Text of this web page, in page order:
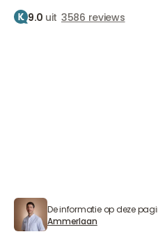
9.0 uit 3586 reviews
Hugo Ammerlaan
De informatie op deze
Ammerlaan